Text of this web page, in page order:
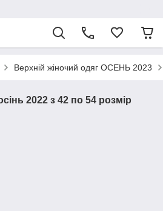
Верхній жіночий одяг ОСЕНЬ 2023
2022 з 42 по 54 розмір